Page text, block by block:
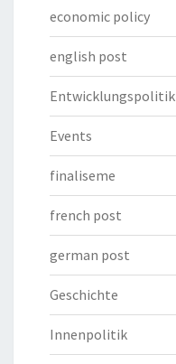
economic policy
english post
Entwicklungspolitik
Events
finaliseme
french post
german post
Geschichte
Innenpolitik